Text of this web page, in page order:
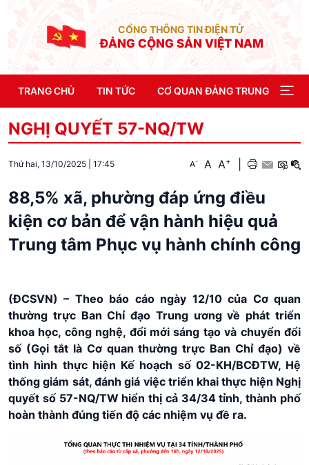
CỔNG THÔNG TIN ĐIỆN TỬ
ĐẢNG CỘNG SẢN VIỆT NAM
TRANG CHỦ TIN TỨC CƠ QUAN ĐẢNG TRUNG ƯƠNG
NGHỊ QUYẾT 57-NQ/TW
Thứ hai, 13/10/2025 17:45 A- A A+
88,5% xã, phường đáp ứng điều
kiện cơ bản để vận hành hiệu quả
Trung tâm Phục vụ hành chính công
(ĐCSVN) – Theo báo cáo ngày 12/10 của Cơ quan
thường trực Ban Chỉ đạo Trung ương về phát triển
khoa học, công nghệ, đổi mới sáng tạo và chuyển đổi
số (Gọi tắt là Cơ quan thường trực Ban Chỉ đạo) về
tình hình thực hiện Kế hoạch số 02-KH/BCĐTW, Hệ
thống giám sát, đánh giá việc triển khai thực hiện Nghị
quyết số 57-NQ/TW hiển thị cả 34/34 tỉnh, thành phố
hoàn thành đúng tiến độ các nhiệm vụ đề ra.